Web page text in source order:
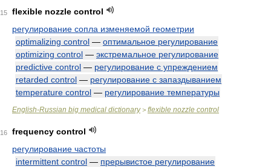
15
flexible nozzle control
регулирование сопла изменяемой геометрии
optimalizing control — оптимальное регулирование
optimizing control — экстремальное регулирование
predictive control — регулирование с упреждением
retarded control — регулирование с запаздыванием
temperature control — регулирование температуры
English-Russian big medical dictionary> flexible nozzle control
16
frequency control
регулирование частоты
intermittent control — прерывистое регулирование